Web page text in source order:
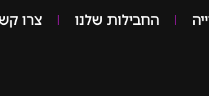
החבילות שלנו צרו